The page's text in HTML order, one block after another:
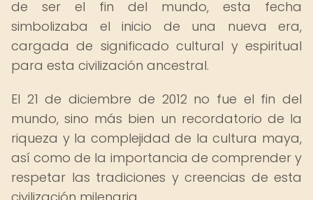
de ser el fin del mundo, esta fecha
simbolizaba el inicio de una nueva era,
cargada de significado cultural y espiritual
para esta civilización ancestral.
El 21 de diciembre de 2012 no fue el fin del
mundo, sino más bien un recordatorio de la
riqueza y la complejidad de la cultura maya,
así como de la importancia de comprender y
respetar las tradiciones y creencias de esta